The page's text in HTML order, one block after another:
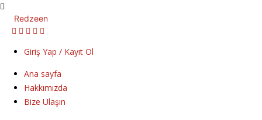
Redzeen
Giriş Yap / Kayıt Ol
Ana sayfa
Hakkımızda
Bize Ulaşın